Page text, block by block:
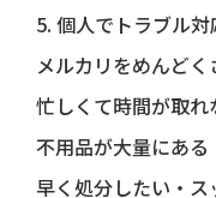
5. 個人でトラブル
メルカリをめんど
忙しくて時間が取れ
不用品が大量にある
早く処分したい・ス